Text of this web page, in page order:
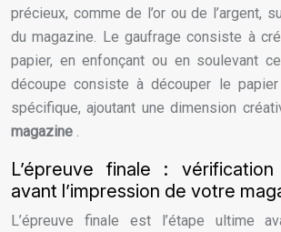
précieux, comme de l’or ou de l’argent,
du magazine. Le gaufrage consiste à
papier, en enfonçant ou en soulevant
découpe consiste à découper le
spécifique, ajoutant une dimension
magazine .
L’épreuve finale :
avant l’impression de votre
L’épreuve finale est l’étape ultime